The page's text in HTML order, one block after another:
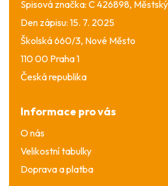
Spisová značka: C 426898,
Den zápisu: 15. 7. 2025
Školská 660/3, Nové Město
110 00 Praha 1
Česká republika
Informace pro vás
O nás
Velikostní tabulky
Doprava a platba